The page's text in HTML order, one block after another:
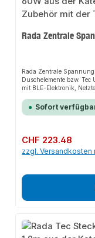
Rada Zentrale
Rada Zentrale
Duschelemente bzw.
mit BLE-Elektronik,
abschließbar.Technische
ACAusgangsspannung:
Sofort
Regulärer Preis:
CHF 223.48
zzgl. Versandkosten